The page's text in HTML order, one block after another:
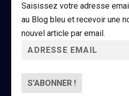
Saisissez votre adresse
au Blog bleu et recevoir une
nouvel article par email.
r